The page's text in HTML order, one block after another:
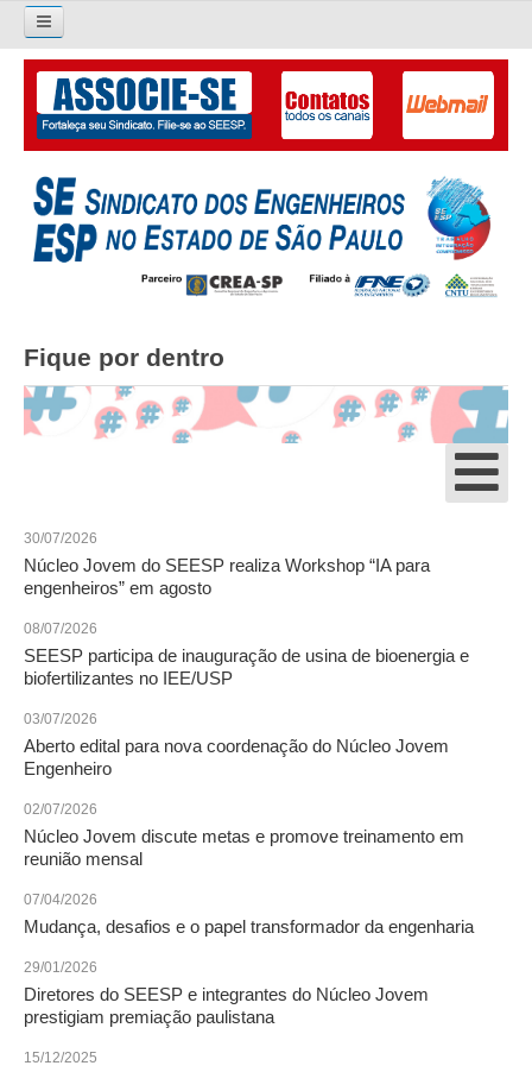
Pesquisar...
O SINDICATO
APRESENTAÇÃO
PALAVRA DO PRESIDENTE
SUBSEDES SINDICAIS
CRESCE BRASIL
CONSELHO TECNOLÓGICO
HISTÓRICO E ATUAÇÃO
COMPOSIÇÃO
CONSELHOS ASSESSORES
PERSONALIDADES DA TECNOLOGIA
NÚCLEO DA MULHER ENGENHEIRA
JURÍDICO
CONSULTORIA
ACORDOS, CONVENÇÕES E DISSÍDIOS
Fique por dentro
30/07/2026
Núcleo Jovem do SEESP realiza Workshop “IA para
engenheiros” em agosto
08/07/2026
SEESP participa de inauguração de usina de bioenergia e
biofertilizantes no IEE/USP
03/07/2026
Aberto edital para nova coordenação do Núcleo Jovem
Engenheiro
02/07/2026
Núcleo Jovem discute metas e promove treinamento em
reunião mensal
07/04/2026
Mudança, desafios e o papel transformador da engenharia
29/01/2026
Diretores do SEESP e integrantes do Núcleo Jovem
prestigiam premiação paulistana
15/12/2025